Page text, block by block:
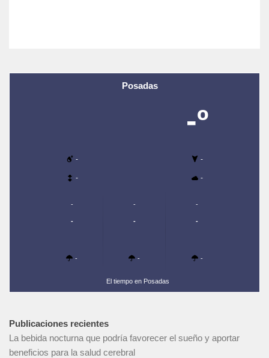
Posadas
-º
- -
- -
-
-
-
-
-
-
-
-
-
El tiempo en Posadas
Publicaciones recientes
La bebida nocturna que podría favorecer el sueño y aportar
beneficios para la salud cerebral